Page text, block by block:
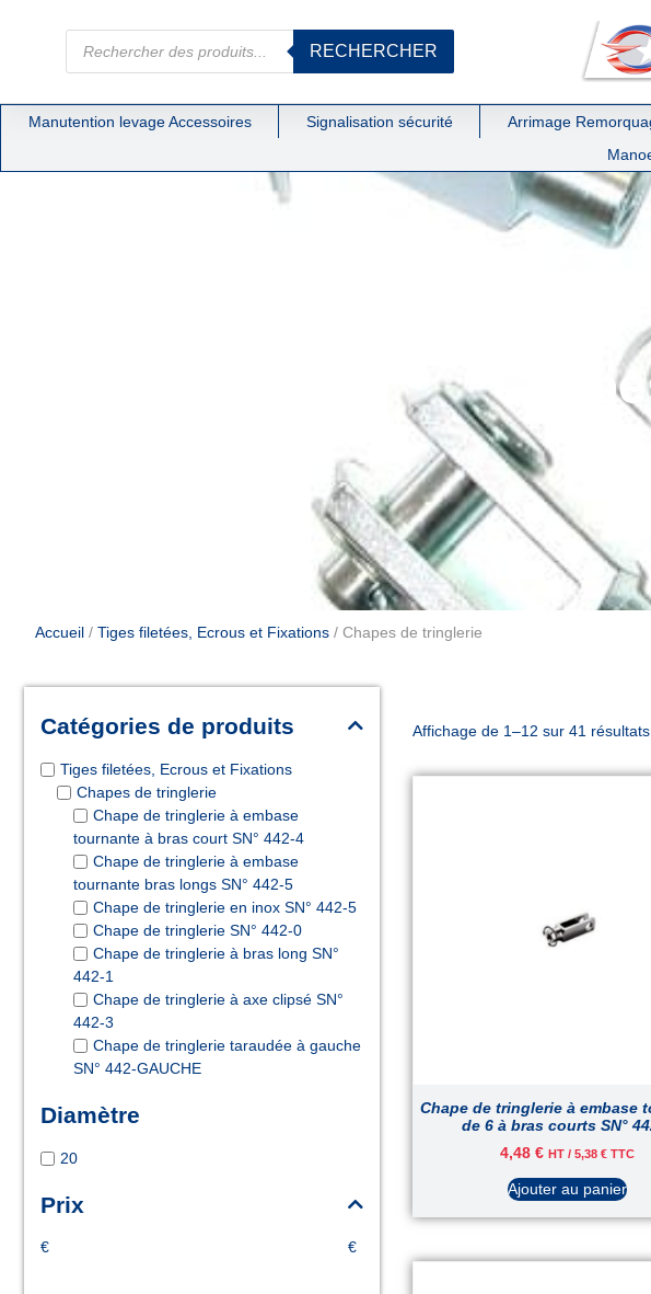
RECHERCHER
Manutention levage Accessoires Signalisation sécurité Arrimage
Accueil / Tiges filetées, Ecrous et Fixations / Chapes de tringlerie
Catégories de produits
Tiges filetées, Ecrous et Fixations
Chapes de tringlerie
Chape de tringlerie à embase
tournante à bras court SN° 442-4
Chape de tringlerie à embase
tournante bras longs SN° 442-5
Chape de tringlerie en inox SN° 442-5
Chape de tringlerie SN° 442-0
Chape de tringlerie à bras long SN°
442-1
Chape de tringlerie à axe clipsé SN°
442-3
Chape de tringlerie taraudée à gauche
SN° 442-GAUCHE
Diamètre
20
Prix
€ €
Affichage de 1–12 sur 41 résultats
Chape de tringlerie à embase
de 6 à bras courts SN°
4,48€ HT /5,38€ TTC
Ajouter au panier